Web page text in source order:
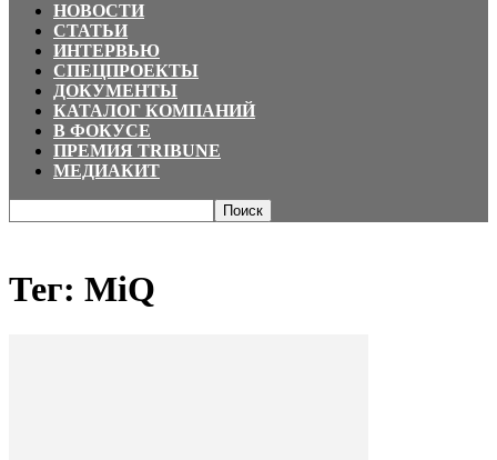
НОВОСТИ
СТАТЬИ
ИНТЕРВЬЮ
СПЕЦПРОЕКТЫ
ДОКУМЕНТЫ
КАТАЛОГ КОМПАНИЙ
В ФОКУСЕ
ПРЕМИЯ TRIBUNE
МЕДИАКИТ
Тег: MiQ